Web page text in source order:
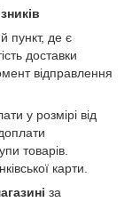
пункт, де є
доставки
відправлення
у розмірі від
товарів.
карти.
за